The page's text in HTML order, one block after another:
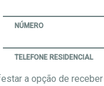
NÚMERO
TELEFONE RESIDENCIAL
a opção de